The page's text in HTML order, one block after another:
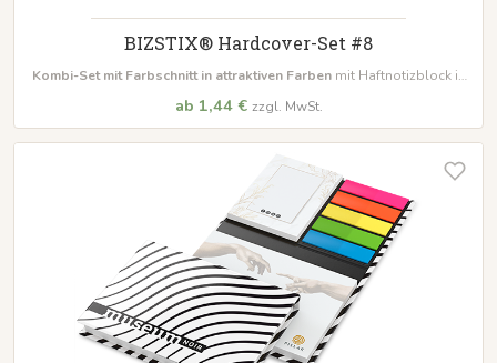
BIZSTIX® Hardcover-Set #8
Kombi-Set mit Farbschnitt in attraktiven Farbenmit Haftnotizblock in
Papiermarker
ab 1,44 € zzgl. MwSt.